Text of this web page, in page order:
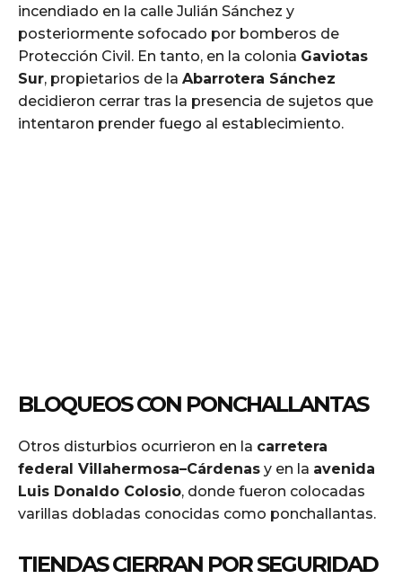
incendiado en la calle Julián Sánchez y
posteriormente sofocado por bomberos de
Protección Civil. En tanto, en la colonia Gaviotas
Sur, propietarios de la Abarrotera Sánchez
decidieron cerrar tras la presencia de sujetos que
intentaron prender fuego al establecimiento.
BLOQUEOS CON PONCHALLANTAS
Otros disturbios ocurrieron en la carretera
federal Villahermosa–Cárdenas y en la avenida
Luis Donaldo Colosio, donde fueron colocadas
varillas dobladas conocidas como ponchallantas.
TIENDAS CIERRAN POR SEGURIDAD